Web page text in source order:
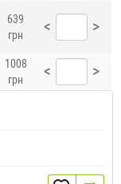
639
грн
< >
1008
грн
< >